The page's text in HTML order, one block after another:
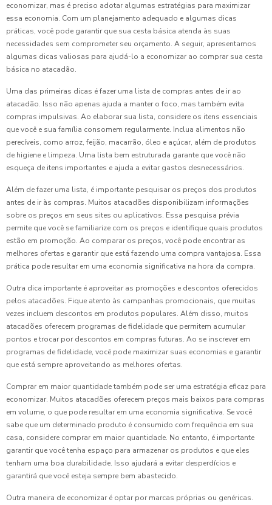
economizar, mas é preciso adotar algumas estratégias para maximizar
essa economia. Com um planejamento adequado e algumas dicas
práticas, você pode garantir que sua cesta básica atenda às suas
necessidades sem comprometer seu orçamento. A seguir, apresentamos
algumas dicas valiosas para ajudá-lo a economizar ao comprar sua cesta
básica no atacadão.
Uma das primeiras dicas é fazer uma lista de compras antes de ir ao
atacadão. Isso não apenas ajuda a manter o foco, mas também evita
compras impulsivas. Ao elaborar sua lista, considere os itens essenciais
que você e sua família consomem regularmente. Inclua alimentos não
perecíveis, como arroz, feijão, macarrão, óleo e açúcar, além de produtos
de higiene e limpeza. Uma lista bem estruturada garante que você não
esqueça de itens importantes e ajuda a evitar gastos desnecessários.
Além de fazer uma lista, é importante pesquisar os preços dos produtos
antes de ir às compras. Muitos atacadões disponibilizam informações
sobre os preços em seus sites ou aplicativos. Essa pesquisa prévia
permite que você se familiarize com os preços e identifique quais produtos
estão em promoção. Ao comparar os preços, você pode encontrar as
melhores ofertas e garantir que está fazendo uma compra vantajosa. Essa
prática pode resultar em uma economia significativa na hora da compra.
Outra dica importante é aproveitar as promoções e descontos oferecidos
pelos atacadões. Fique atento às campanhas promocionais, que muitas
vezes incluem descontos em produtos populares. Além disso, muitos
atacadões oferecem programas de fidelidade que permitem acumular
pontos e trocar por descontos em compras futuras. Ao se inscrever em
programas de fidelidade, você pode maximizar suas economias e garantir
que está sempre aproveitando as melhores ofertas.
Comprar em maior quantidade também pode ser uma estratégia eficaz para
economizar. Muitos atacadões oferecem preços mais baixos para compras
em volume, o que pode resultar em uma economia significativa. Se você
sabe que um determinado produto é consumido com frequência em sua
casa, considere comprar em maior quantidade. No entanto, é importante
garantir que você tenha espaço para armazenar os produtos e que eles
tenham uma boa durabilidade. Isso ajudará a evitar desperdícios e
garantirá que você esteja sempre bem abastecido.
Outra maneira de economizar é optar por marcas próprias ou genéricas.